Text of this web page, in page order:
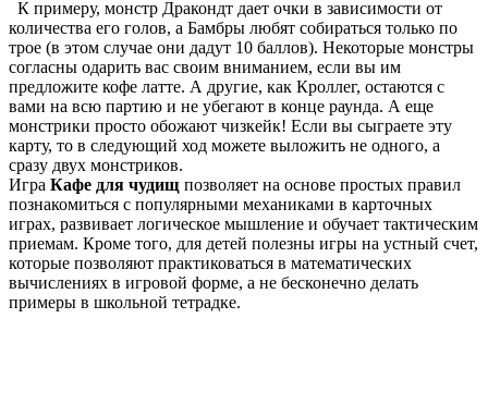
К примеру, монстр Дракондт дает очки в зависимости от
количества его голов, а Бамбры любят собираться только по
трое (в этом случае они дадут 10 баллов). Некоторые монстры
согласны одарить вас своим вниманием, если вы им
предложите кофе латте. А другие, как Кроллег, остаются с
вами на всю партию и не убегают в конце раунда. А еще
монстрики просто обожают чизкейк! Если вы сыграете эту
карту, то в следующий ход можете выложить не одного, а
сразу двух монстриков.
Игра Кафе для чудищ позволяет на основе простых правил
познакомиться с популярными механиками в карточных
играх, развивает логическое мышление и обучает тактическим
приемам. Кроме того, для детей полезны игры на устный счет,
которые позволяют практиковаться в математических
вычислениях в игровой форме, а не бесконечно делать
примеры в школьной тетрадке.